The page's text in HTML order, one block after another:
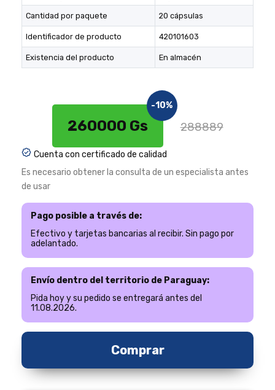
Cantidad por paquete 20 cápsulas
Identificador de producto 420101603
Existencia del producto En almacén
260000 Gs
-10%
288889
Cuenta con certificado de calidad
Es necesario obtener la consulta de un especialista antes
de usar
Pago posible a través de:
Efectivo y tarjetas bancarias al recibir. Sin pago por
adelantado.
Envío dentro del territorio de Paraguay:
Pida hoy y su pedido se entregará antes del
11.08.2026.
Comprar